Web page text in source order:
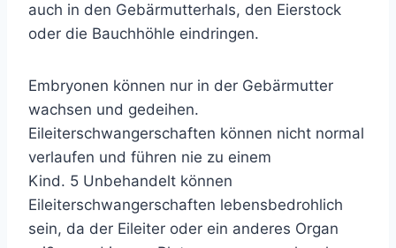
auch in den Gebärmutterhals, den Eierstock
oder die Bauchhöhle eindringen.
Embryonen können nur in der Gebärmutter
wachsen und gedeihen.
Eileiterschwangerschaften können nicht normal
verlaufen und führen nie zu einem
Kind. 5 Unbehandelt können
Eileiterschwangerschaften lebensbedrohlich
sein, da der Eileiter oder ein anderes Organ